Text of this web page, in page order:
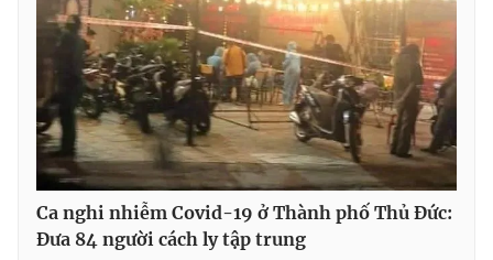
Ca nghi nhiễm Covid-19 ở Thành phố Thủ Đức:
Đưa 84 người cách ly tập trung